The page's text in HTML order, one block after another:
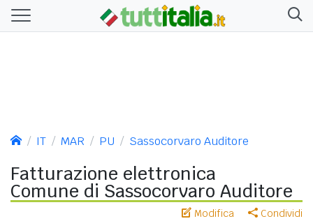
IT MAR PU Sassocorvaro Auditore
Fatturazione elettronica
Comune di Sassocorvaro Auditore
Modifica Condividi